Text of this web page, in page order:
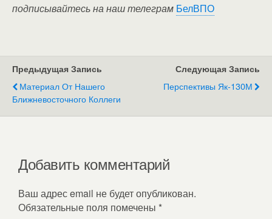
подписывайтесь на наш телеграм БелВПО
Предыдущая Запись
Материал От Нашего
Ближневосточного Коллеги
Следующая Запись
Перспективы Як-130М
Добавить комментарий
Ваш адрес email не будет опубликован.
Обязательные поля помечены *